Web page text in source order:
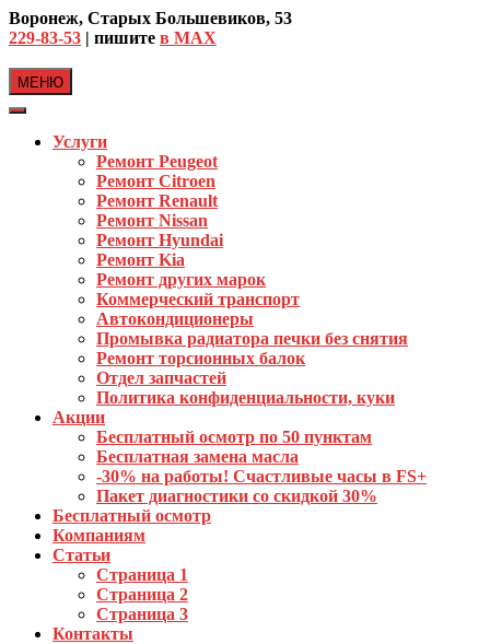
Skip
to
Воронеж, Старых Большевиков, 53
229-83-53 | пишите в MAX
МЕНЮ
Услуги
Ремонт Peugeot
Ремонт Citroen
Ремонт Renault
Ремонт Nissan
Ремонт Hyundai
Ремонт Kia
Ремонт других марок
Коммерческий транспорт
Автокондиционеры
Промывка радиатора печки без снятия
Ремонт торсионных балок
Отдел запчастей
Политика конфиденциальности, куки
Акции
Бесплатный осмотр по 50 пунктам
Бесплатная замена масла
-30% на работы! Счастливые часы в FS+
Пакет диагностики со скидкой 30%
Бесплатный осмотр
Компаниям
Статьи
Страница 1
Страница 2
Страница 3
Контакты